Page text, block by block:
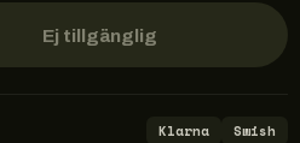
Ej tillgänglig
Klarna
Swish